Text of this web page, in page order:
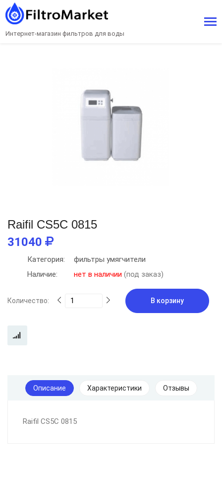
Интернет-магазин фильтров для воды
Raifil СS5C 0815
31040
Категория:
фильтры умягчители
Наличие:
нет в наличии (под заказ)
Количество: В корзину
Описание Характеристики Отзывы
Raifil СS5C 0815